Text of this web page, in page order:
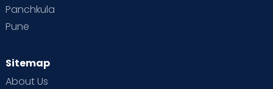
Panchkula
Pune
Sitemap
About Us